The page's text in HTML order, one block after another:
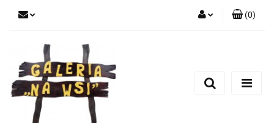
Dodaj zgłoszenie
(0)